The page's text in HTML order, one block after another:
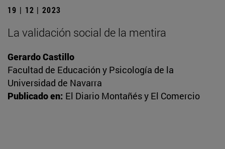
19 | 12 | 2023
La validación social de la mentira
Gerardo Castillo
Facultad de Educación y Psicología de la
Universidad de Navarra
Publicado en: El Diario Montañés y El Comercio